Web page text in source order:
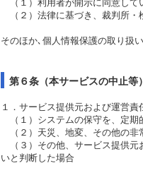
（１）利用者が開示に同意して
（２）法律に基づき、裁判所・
そのほか､個人情報保護の取り扱
第６条（本サービスの中止等）
１．サービス提供元および運営
（１）システムの保守を、定期
（２）天災、地変、その他の非
（３）その他、サービス提供元
いと判断した場合